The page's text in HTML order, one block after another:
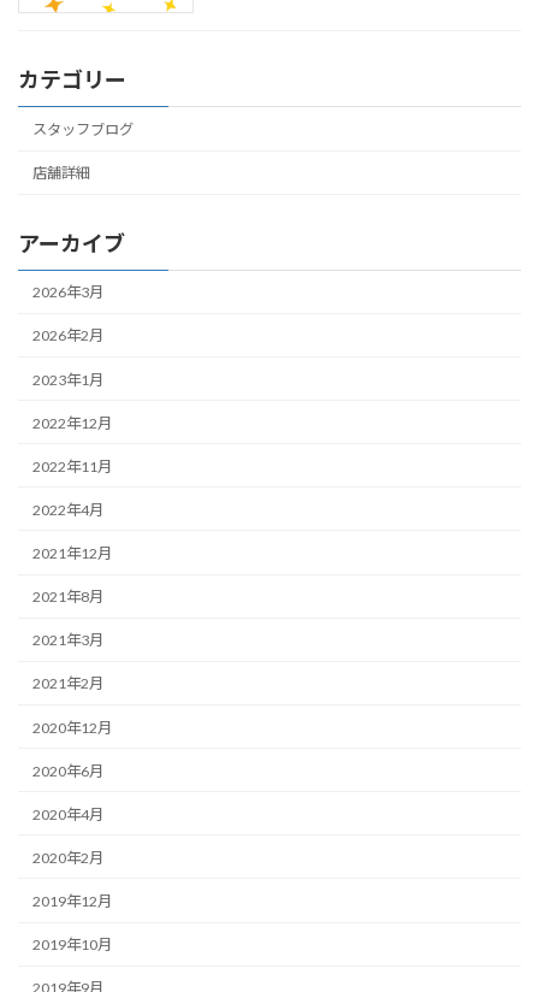
カテゴリー
スタッフブログ
店舗詳細
アーカイブ
2026年3月
2026年2月
2023年1月
2022年12月
2022年11月
2022年4月
2021年12月
2021年8月
2021年3月
2021年2月
2020年12月
2020年6月
2020年4月
2020年2月
2019年12月
2019年10月
2019年9月